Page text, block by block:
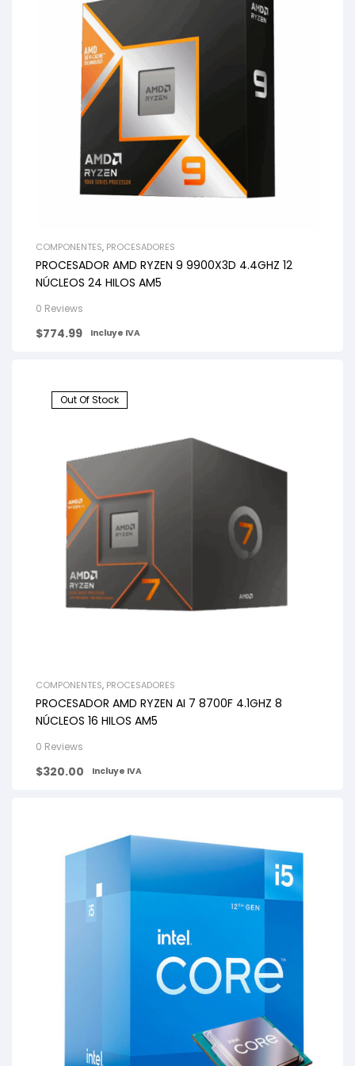
COMPONENTES, PROCESADORES
PROCESADOR AMD RYZEN 9 9900X3D 4.4GHZ 12
NÚCLEOS 24 HILOS AM5
0 Reviews
$774.99 Incluye IVA
Out Of Stock
COMPONENTES, PROCESADORES
PROCESADOR AMD RYZEN AI 7 8700F 4.1GHZ 8
NÚCLEOS 16 HILOS AM5
0 Reviews
$320.00 Incluye IVA